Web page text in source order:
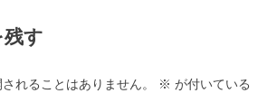
す
れることはありません。 ※ が付いている